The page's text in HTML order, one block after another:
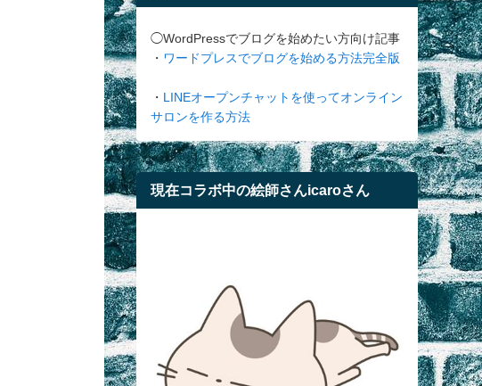
◯WordPressでブログを始めたい方向け記事
・ ワードプレスでブログを始める方法完全版
・ LINEオープンチャットを使ってオンライン
サロンを作る方法
現在コラボ中の絵師さんicaroさん